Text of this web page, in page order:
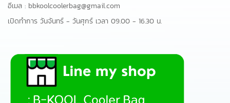
อีเมล : bbkoolcoolerbag@gmail.com
เปิดทำการ วันจันทร์ - วันศุกร์ เวลา 09.00 - 16.30 น.